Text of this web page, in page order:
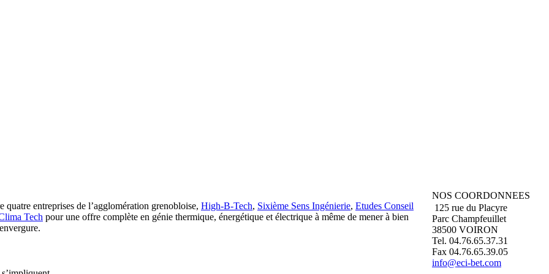
quatre entreprises de l’agglomération grenobloise, High-B-Tech, Sixième Sens Ingénierie, Etudes Conseil
Tech pour une offre complète en génie thermique, énergétique et électrique à même de mener à bien
NOS COORDONNEES
125 rue du Placyre
Parc Champfeuillet
38500 VOIRON
Tel. 04.76.65.37.31
Fax 04.76.65.39.05
info@eci-bet.com